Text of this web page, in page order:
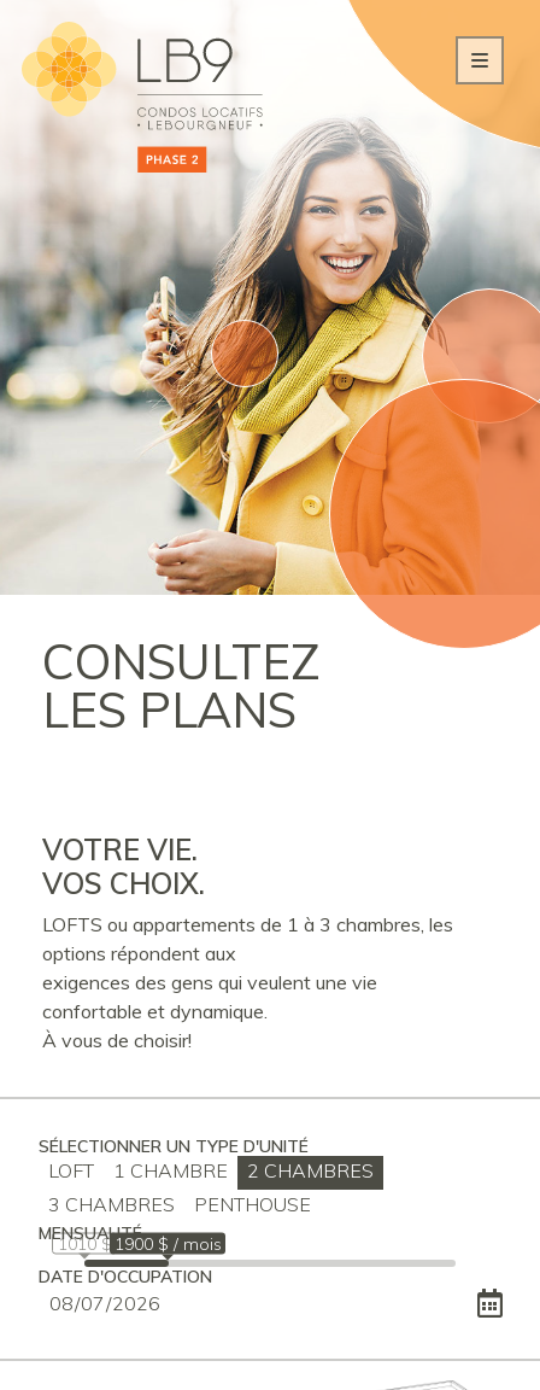
CONSULTEZ
LES PLANS
VOTRE VIE.
VOS CHOIX.
LOFTS ou appartements de 1 à 3 chambres, les
options répondent aux
exigences des gens qui veulent une vie
confortable et dynamique.
À vous de choisir!
SÉLECTIONNER UN TYPE D'UNITÉ
LOFT 1 CHAMBRE
2 CHAMBRES
3 CHAMBRES
PENTHOUSE
MENSUALITÉ
1010 $ 1900 $ / mois
DATE D'OCCUPATION